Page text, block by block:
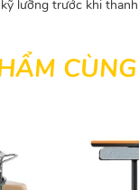
lưỡng trước khi